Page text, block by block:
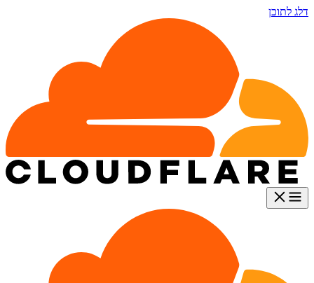
דלג לתוכן